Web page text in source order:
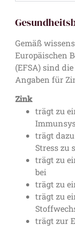
Gemäß
Europäischen
(EFSA) sind
Angaben für
Zink
trägt zu
trägt
Stress zu
trägt zu
bei
trägt zu
trägt zu
trägt zur